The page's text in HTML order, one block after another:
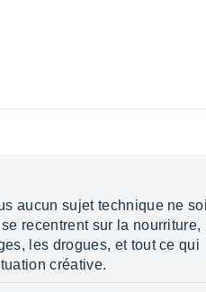
aucun sujet technique ne
recentrent sur la nourriture,
les drogues, et tout ce qui
créative.